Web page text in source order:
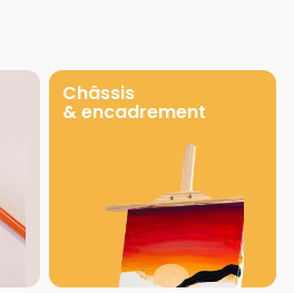
Châssis
& encadrement